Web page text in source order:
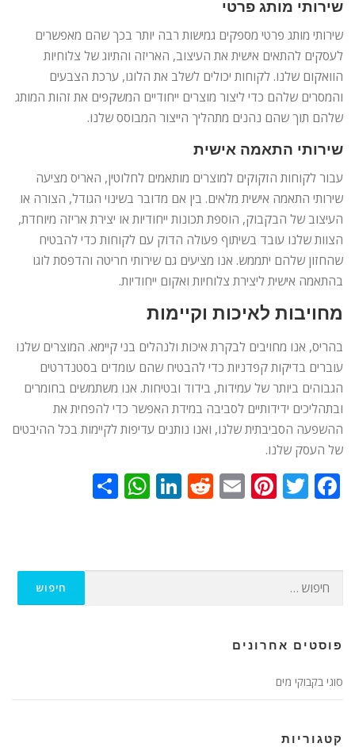
שירותי מותג פרטי
שירותי מותג פרטי מספקים גמישות רבה יותר בכך שהם מאפשרים
לעסקים להתאים אישית את העיצוב, האריזה והתיוג של צלוחיות
הוואקום שלנו. לקוחות יכולים לשלב את הלוגו, ערכת הצבעים
והמסרים שלהם כדי ליצור מוצרים ייחודיים המשקפים את זהות המותג
שלהם תוך שהם נהנים מתהליך הייצור המבוסס שלנו.
שירותי התאמה אישית
עבור לקוחות הזקוקים למוצרים מותאמים לחלוטין, האריס מציעה
שירותי התאמה אישית מלאים. בין אם מדובר בשינוי הגודל, הצורה או
העיצוב של הבקבוק, הוספת תכונות ייחודיות או יצירת אריזה מיוחדת,
הצוות שלנו עובד בשיתוף פעולה הדוק עם לקוחות כדי להבטיח
שהחזון שלהם יתממש. אנו מציעים גם שירותי חריטה והדפסת לוגו
בהתאמה אישית ליצירת צלוחיות ואקום ייחודיות.
מחויבות לאיכות וקיימות
בהריס, אנו מחויבים לבקרת איכות ולנהלים בני קיימא. המוצרים שלנו
עוברים בדיקות קפדניות כדי להבטיח שהם עומדים בסטנדרטים
הגבוהים ביותר של עמידות, בידוד ובטיחות. אנו משתמשים בחומרים
ובתהליכים ידידותיים לסביבה במידת האפשר כדי להפחית את
ההשפעה הסביבתית שלנו, ואנו נותנים עדיפות לקיימות בכל ההיבטים
של העסק שלנו.
Facebook
Twitter
Pinterest
Email
Reddit
LinkedIn
WhatsApp
חפש:
פוסטים אחרונים
סוגי בקבוקי מים
קטגוריות